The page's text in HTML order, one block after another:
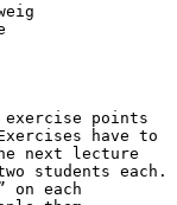
exercise points
have to
next lecture
students each.
on each